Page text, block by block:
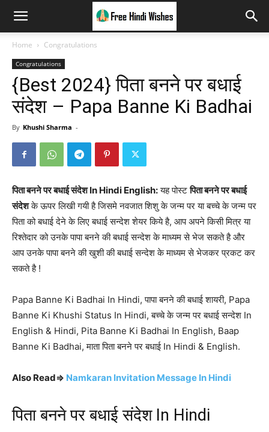
Home Congratulations
Congratulations
{Best 2024} पिता बनने पर बधाई
संदेश – Papa Banne Ki Badhai
By Khushi Sharma -
पिता बनने पर बधाई संदेश In Hindi English:यह पोस्टपिता बनने पर बधाई
संदेशके ऊपर लिखी गयी है जिसमे नवजात शिशु के जन्म पर या बच्चे के जन्म पर
पिता को बधाई देने के लिए बधाई सन्देश शेयर किये है, आप अपने किसी मित्र या
रिश्तेदार को उनके पापा बनने की बधाई सन्देश के माध्यम से भेज सकते है और
आप उनके पापा बनने की खुशी की बधाई सन्देश के माध्यम से भेजकर प्रकट कर
सकते है !
Papa Banne Ki Badhai In Hindi, पापा बनने की बधाई शायरी, Papa
Banne Ki Khushi Status In Hindi, बच्चे के जन्म पर बधाई सन्देश In
English & Hindi, Pita Banne Ki Badhai In English, Baap
Banne Ki Badhai, माता पिता बनने पर बधाई In Hindi & English.
Also Read⇒ Namkaran Invitation Message In Hindi
पिता बनने पर बधाई संदेश In Hindi